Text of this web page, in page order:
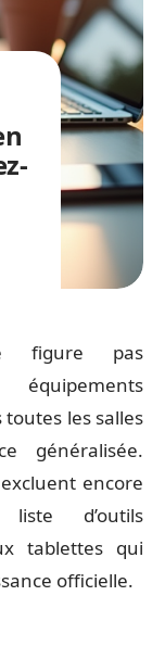
figure pas
les salles
généralisée.
encore
d’outils
tablettes qui
officielle.